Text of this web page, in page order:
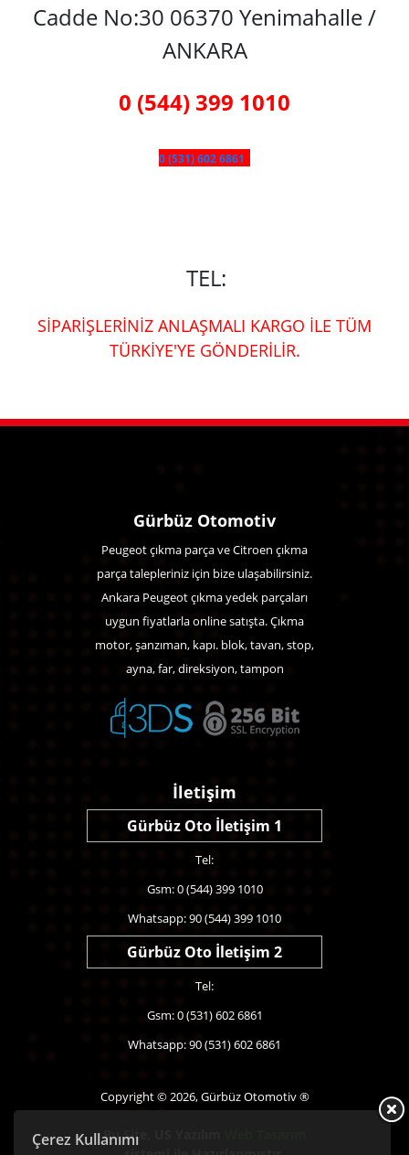
Cadde No:30 06370 Yenimahalle /
ANKARA
0 (544) 399 1010
0 (531) 602 6861
TEL:
SİPARİŞLERİNİZ ANLAŞMALI KARGO İLE TÜM
TÜRKİYE'YE GÖNDERİLİR.
Çerez Kullanımı
Gürbüz Otomotiv
Peugeot çıkma parça ve Citroen çıkma
parça talepleriniz için bize ulaşabilirsiniz.
Ankara Peugeot çıkma yedek parçaları
uygun fiyatlarla online satışta. Çıkma
motor, şanzıman, kapı. blok, tavan, stop,
ayna, far, direksiyon, tampon
İletişim
Gürbüz Oto İletişim 1
Tel:
Gsm: 0 (544) 399 1010
Whatsapp: 90 (544) 399 1010
Gürbüz Oto İletişim 2
Tel:
Gsm: 0 (531) 602 6861
Whatsapp: 90 (531) 602 6861
Copyright © 2026, Gürbüz Otomotiv ®
Bu Site,